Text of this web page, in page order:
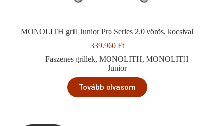
MONOLITH grill Junior Pro Series 2.0 vörös, kocsival
339.960 Ft
Faszenes grillek, MONOLITH, MONOLITH
Junior
Tovább olvasom